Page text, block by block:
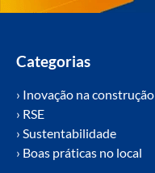
Categorias
› Inovação na construção
› RSE
› Sustentabilidade
› Boas práticas no local